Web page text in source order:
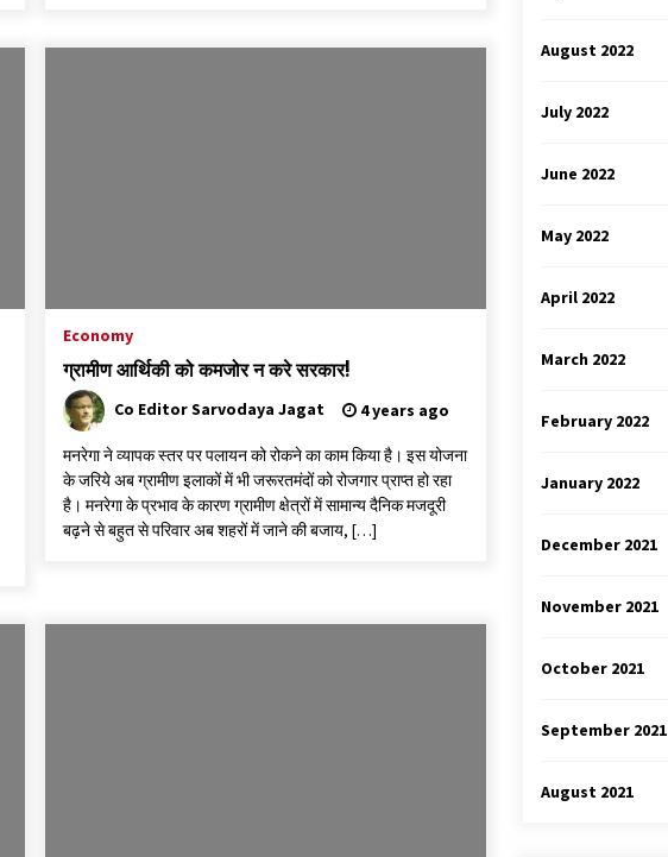
Economy
ग्रामीण आर्थिकी को कमजोर न करे सरकार!
Co Editor Sarvodaya Jagat 4 years ago
मनरेगा ने व्यापक स्तर पर पलायन को रोकने का काम किया है। इस योजना
के जरिये अब ग्रामीण इलाकों में भी जरूरतमंदों को रोजगार प्राप्त हो रहा
है। मनरेगा के प्रभाव के कारण ग्रामीण क्षेत्रों में सामान्य दैनिक मजदूरी
बढ़ने से बहुत से परिवार अब शहरों में जाने की बजाय, […]
August 2022
July 2022
June 2022
May 2022
April 2022
March 2022
February 2022
January 2022
December 2021
November 2021
October 2021
September 2021
August 2021